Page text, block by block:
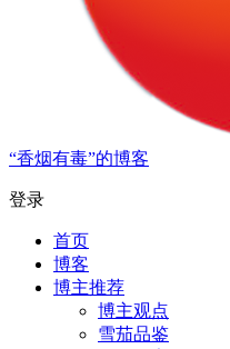
“香烟有毒”的博客
登录
首页
博客
博主推荐
博主观点
雪茄品鉴